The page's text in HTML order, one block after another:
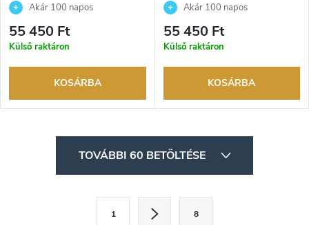
Akár 100 napos
visszaküldési lehetőség. Hivatalos
márkakereskedő.
55 450 Ft
Külső raktáron
KOSÁRBA
Akár 100 napos
visszaküldési lehetőség. Hivatalos
márkakereskedő.
55 450 Ft
Külső raktáron
KOSÁRBA
TOVÁBBI 60 BETÖLTÉSE
1 8